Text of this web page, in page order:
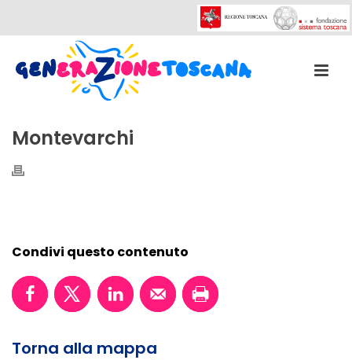
Montevarchi
Condivi questo contenuto
Torna alla mappa